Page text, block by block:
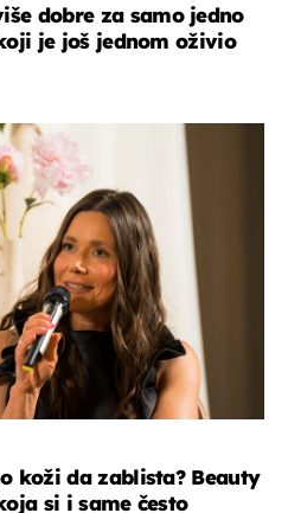
dobre za samo jedno
je još jednom oživio
koži da zablista? Beauty
si i same često